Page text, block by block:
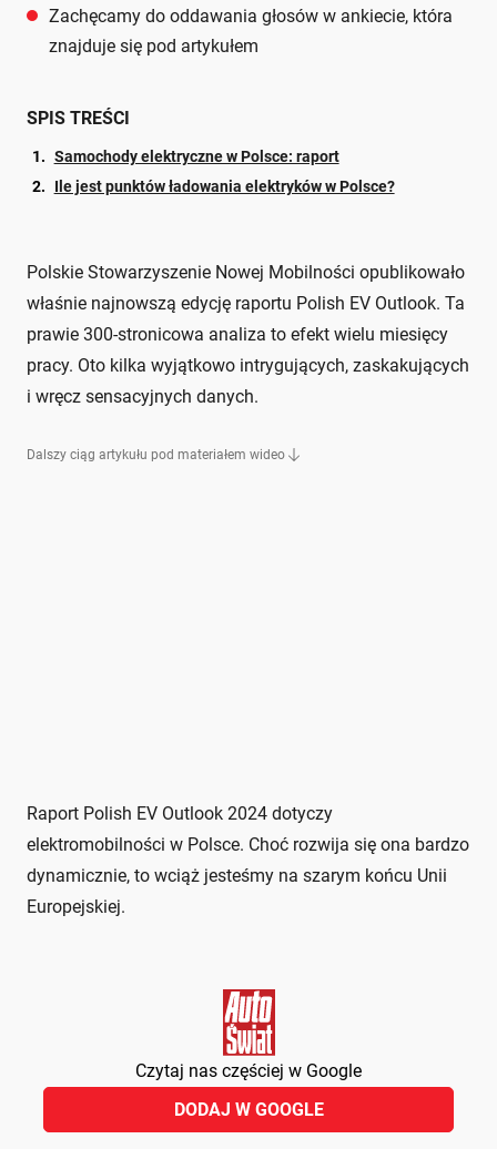
Zachęcamy do oddawania głosów w ankiecie, która
znajduje się pod artykułem
SPIS TREŚCI
Samochody elektryczne w Polsce: raport
Ile jest punktów ładowania elektryków w Polsce?
Polskie Stowarzyszenie Nowej Mobilności opublikowało
właśnie najnowszą edycję raportu Polish EV Outlook. Ta
prawie 300-stronicowa analiza to efekt wielu miesięcy
pracy. Oto kilka wyjątkowo intrygujących, zaskakujących
i wręcz sensacyjnych danych.
Dalszy ciąg artykułu pod materiałem wideo
Raport Polish EV Outlook 2024 dotyczy
elektromobilności w Polsce. Choć rozwija się ona bardzo
dynamicznie, to wciąż jesteśmy na szarym końcu Unii
Europejskiej.
Czytaj nas częściej w Google
DODAJ W GOOGLE